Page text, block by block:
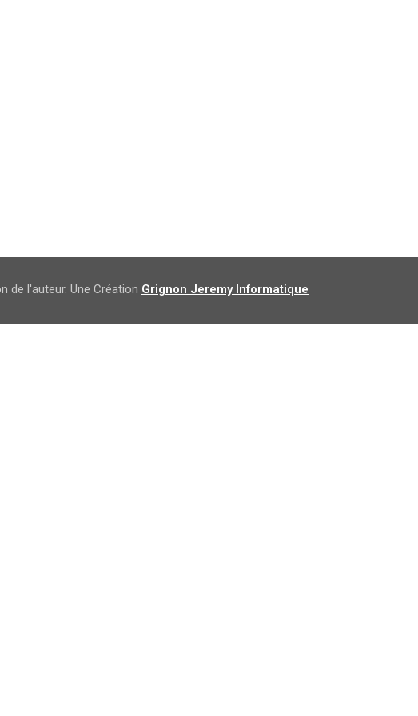
de l'auteur. Une Création Grignon Jeremy Informatique